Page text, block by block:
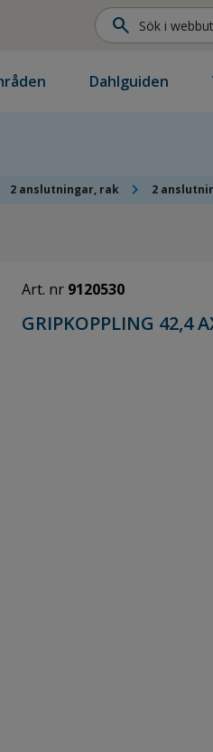
search
Dahlguiden
2 anslutningar, rak chevron_right 2
Art. nr 9120530
GRIPKOPPLING 42,4